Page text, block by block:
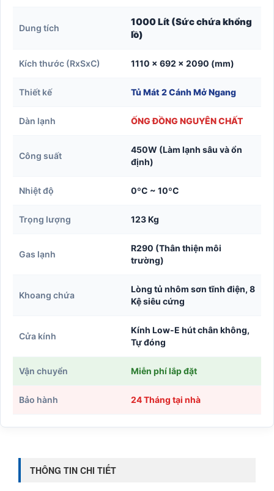
Dung tích
1000 Lít (Sức chứa khổng
lồ)
Kích thước (RxSxC) 1110 x 692 x 2090 (mm)
Thiết kế Tủ Mát 2 Cánh Mở Ngang
Dàn lạnh ỐNG ĐỒNG NGUYÊN CHẤT
Công suất
450W (Làm lạnh sâu và ổn
định)
Nhiệt độ 0ºC ~ 10ºC
Trọng lượng 123 Kg
Gas lạnh
R290 (Thân thiện môi
trường)
Khoang chứa
Lòng tủ nhôm sơn tĩnh điện, 8
Kệ siêu cứng
Cửa kính
Kính Low-E hút chân không,
Tự đóng
Vận chuyển Miễn phí lắp đặt
Bảo hành 24 Tháng tại nhà
THÔNG TIN CHI TIẾT